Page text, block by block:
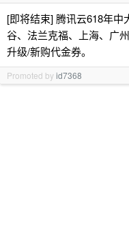
[即将结束] 腾讯云618年
谷、法兰克福、上海、广
升级/新购代金券。
Promoted byid7368